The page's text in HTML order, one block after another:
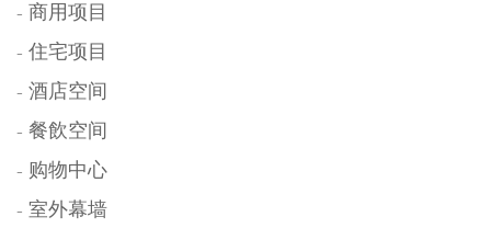
- 商用项目
- 住宅项目
- 酒店空间
- 餐飲空间
- 购物中心
- 室外幕墙